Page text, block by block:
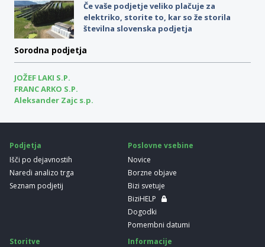
Če vaše podjetje veliko plačuje za
elektriko, storite to, kar so že storila
številna slovenska podjetja
Sorodna podjetja
JOŽEF LAKI S.P.
FRANC ARKO S.P.
Aleksander Zajc s.p.
Podjetja
Išči po dejavnostih
Naredi analizo trga
Seznam podjetij
Poslovne vsebine
Novice
Borzne objave
Bizi svetuje
BiziHELP
Dogodki
Pomembni datumi
Storitve
Informacije